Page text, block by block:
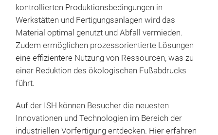
kontrollierten Produktionsbedingungen in
Werkstätten und Fertigungsanlagen wird das
Material optimal genutzt und Abfall vermieden.
Zudem ermöglichen prozessorientierte Lösungen
eine effizientere Nutzung von Ressourcen, was zu
einer Reduktion des ökologischen Fußabdrucks
führt.
Auf der ISH können Besucher die neuesten
Innovationen und Technologien im Bereich der
industriellen Vorfertigung entdecken. Hier erfahren